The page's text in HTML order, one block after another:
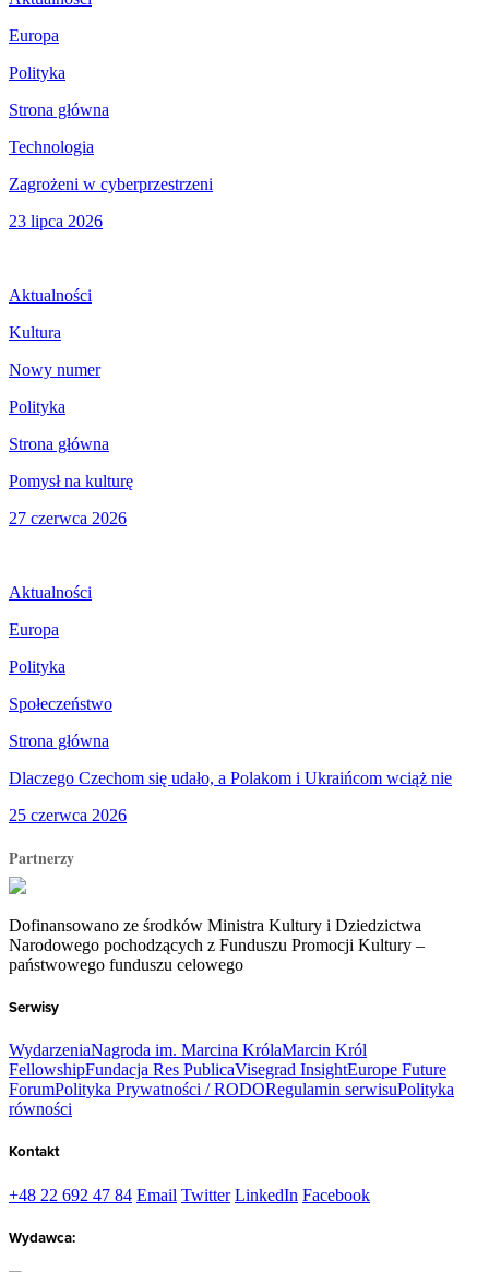
Europa
Polityka
Strona główna
Technologia
Zagrożeni w cyberprzestrzeni
23 lipca 2026
Aktualności
Kultura
Nowy numer
Polityka
Strona główna
Pomysł na kulturę
27 czerwca 2026
Aktualności
Europa
Polityka
Społeczeństwo
Strona główna
Dlaczego Czechom się udało, a Polakom i Ukraińcom wciąż nie
25 czerwca 2026
Partnerzy
Dofinansowano ze środków Ministra Kultury i Dziedzictwa
Narodowego pochodzących z Funduszu Promocji Kultury –
państwowego funduszu celowego
Serwisy
WydarzeniaNagroda im. Marcina KrólaMarcin Król
FellowshipFundacja Res PublicaVisegrad InsightEurope Future
ForumPolityka Prywatności / RODORegulamin serwisuPolityka
równości
Kontakt
+48 22 692 47 84 Email Twitter LinkedIn Facebook
Wydawca: